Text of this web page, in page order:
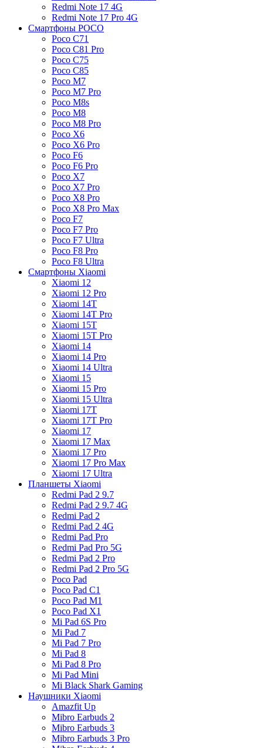
Redmi Note 17 4G
Redmi Note 17 Pro 4G
Смартфоны POCO
Poco C71
Poco C81 Pro
Poco C75
Poco C85
Poco M7
Poco M7 Pro
Poco M8s
Poco M8
Poco M8 Pro
Poco X6
Poco X6 Pro
Poco F6
Poco F6 Pro
Poco X7
Poco X7 Pro
Poco X8 Pro
Poco X8 Pro Max
Poco F7
Poco F7 Pro
Poco F7 Ultra
Poco F8 Pro
Poco F8 Ultra
Смартфоны Xiaomi
Xiaomi 12
Xiaomi 12 Pro
Xiaomi 14T
Xiaomi 14T Pro
Xiaomi 15T
Xiaomi 15T Pro
Xiaomi 14
Xiaomi 14 Pro
Xiaomi 14 Ultra
Xiaomi 15
Xiaomi 15 Pro
Xiaomi 15 Ultra
Xiaomi 17T
Xiaomi 17T Pro
Xiaomi 17
Xiaomi 17 Max
Xiaomi 17 Pro
Xiaomi 17 Pro Max
Xiaomi 17 Ultra
Планшеты Xiaomi
Redmi Pad 2 9.7
Redmi Pad 2 9.7 4G
Redmi Pad 2
Redmi Pad 2 4G
Redmi Pad Pro
Redmi Pad Pro 5G
Redmi Pad 2 Pro
Redmi Pad 2 Pro 5G
Poco Pad
Poco Pad C1
Poco Pad M1
Poco Pad X1
Mi Pad 6S Pro
Mi Pad 7
Mi Pad 7 Pro
Mi Pad 8
Mi Pad 8 Pro
Mi Pad Mini
Mi Black Shark Gaming
Наушники Xiaomi
Amazfit Up
Mibro Earbuds 2
Mibro Earbuds 3
Mibro Earbuds 3 Pro